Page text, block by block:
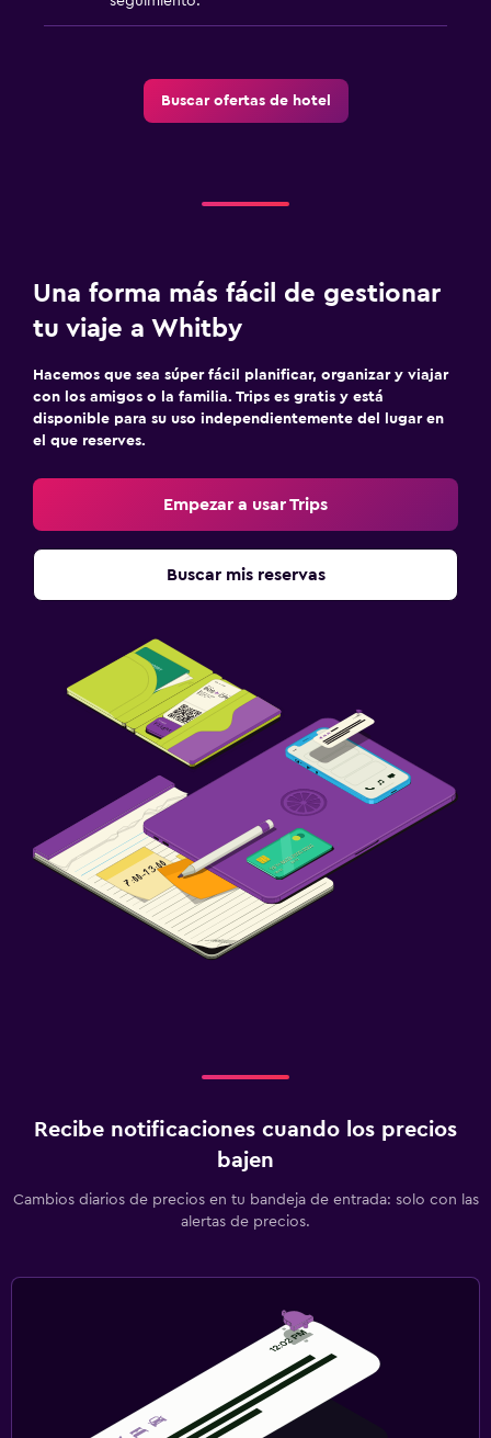
Buscar ofertas de hotel
Una forma más fácil de gestionar
tu viaje a Whitby
Hacemos que sea súper fácil planificar, organizar y viajar
con los amigos o la familia. Trips es gratis y está
disponible para su uso independientemente del lugar en
el que reserves.
Empezar a usar Trips
Buscar mis reservas
Recibe notificaciones cuando los precios
bajen
Cambios diarios de precios en tu bandeja de entrada: solo con las
alertas de precios.